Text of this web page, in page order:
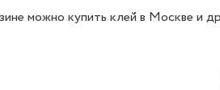
можно купить клей в Москве и